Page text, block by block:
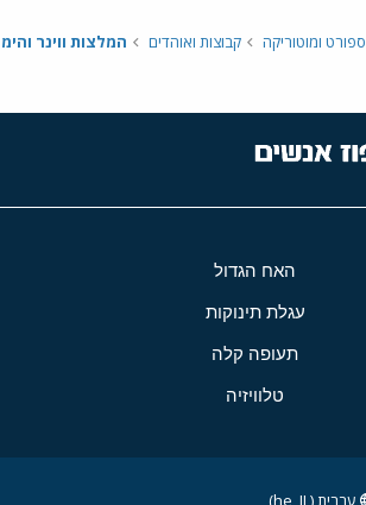
ספורט ומוטוריקה קבוצות ואוהדים המלצות ווינר
האח הגדול
עגלת תינוקות
תעופה קלה
טלוויזיה
עברית (he_IL)